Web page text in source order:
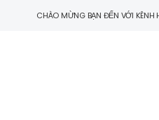
CHÀO MỪNG BẠN ĐẾN VỚI KÊNH